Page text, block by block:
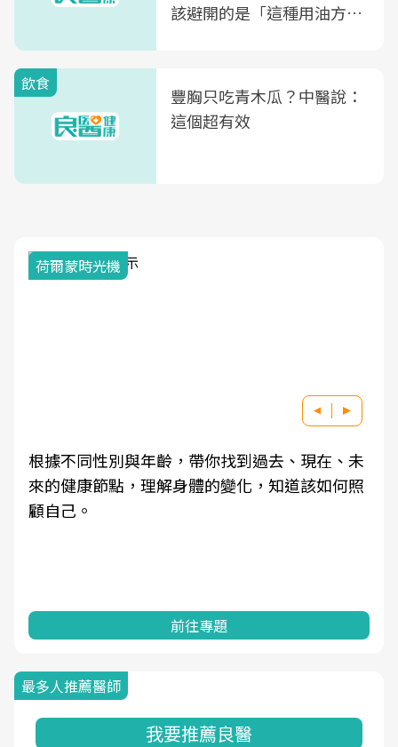
該避開的是「這種用油方
飲食
豐胸只吃青木瓜？中醫說：
這個超有效
荷爾蒙時光機
根據不同性別與年齡，帶你找到過去、現在、未
來的健康節點，理解身體的變化，知道該如何照
顧自己。
前往專題
最多人推薦醫師
我要推薦良醫